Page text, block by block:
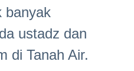
banyak
ustadz dan
di Tanah Air.